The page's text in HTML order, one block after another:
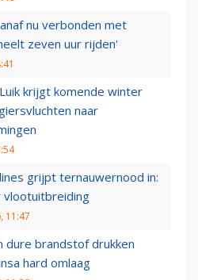
nu verbonden met
zeven uur rijden'
krijgt komende winter
naar
grijpt ternauwernood in:
11:47
dure brandstof drukken
hard omlaag